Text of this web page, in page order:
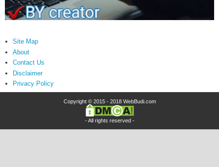
Site Map
About
Contact Us
Disclaimer
Privacy Policy
Copyright © 2015 - 2018 WebBudi.com
- All rights reserved -